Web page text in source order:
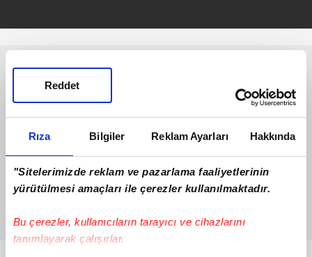
Rıza Bilgiler Reklam Ayarları Hakkında
"Sitelerimizde reklam ve pazarlama faaliyetlerinin
yürütülmesi amaçları ile çerezler kullanılmaktadır.
Bu çerezler, kullanıcıların tarayıcı ve cihazlarını
tanımlayarak çalışırlar.
Reddet